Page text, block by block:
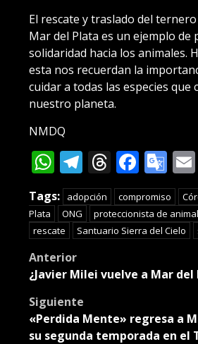
El rescate y traslado del
Mar del Plata es un ejemplo de
solidaridad hacia los animales.
esta nos recuerdan la
cuidar a todas las especies que
nuestro planeta.
NMDQ
WhatsApp
Telegram
Threads
Tags: adopción compromiso
Plata
ONG proteccionista de
rescate
Santuario Sierra del Cielo
Post
navigation
Anterior
¿Javier Milei vuelve a Mar del
Siguiente
«Perdida Mente» regresa a
su segunda temporada en el